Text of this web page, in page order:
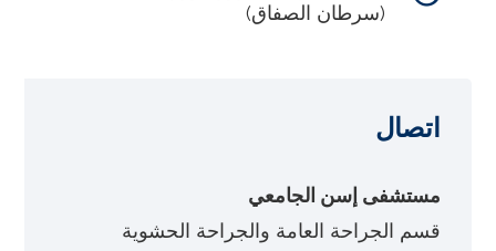
(سرطان الصفاق)
اتصال
مستشفى إسن الجامعي
قسم الجراحة العامة والجراحة الحشوية